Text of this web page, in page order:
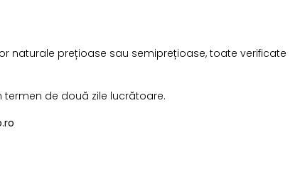
naturale prețioase sau semiprețioase, toate verificate
de două zile lucrătoare.